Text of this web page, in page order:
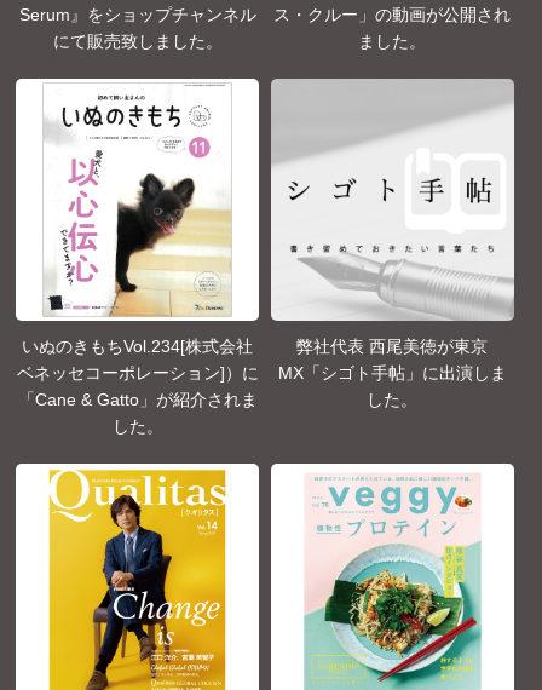
Serum』をショップチャンネル
にて販売致しました。
ス・クルー」の動画が公開され
ました。
いぬのきもちVol.234[株式会社
ベネッセコーポレーション]）に
「Cane & Gatto」が紹介されま
した。
弊社代表 西尾美徳が東京
MX「シゴト手帖」に出演しま
した。